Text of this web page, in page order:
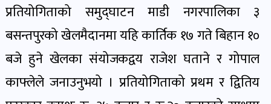
शिक्षा
खबर
पोष्ट
प्रतियोगिताको समुद्घाटन माडी नगरपालिका ३
बसन्तपुरको खेलमैदानमा यहि कार्तिक १७ गते बिहान १०
बजे हुने खेलका संयोजकद्वय राजेश घताने र गोपाल
काफ्लेले जनाउनुभयो । प्रतियोगिताको प्रथम र द्वितिय